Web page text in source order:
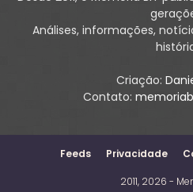
Análises, informações,
Criação:
Contato:
Feeds Privacidade
2011, 2026 -